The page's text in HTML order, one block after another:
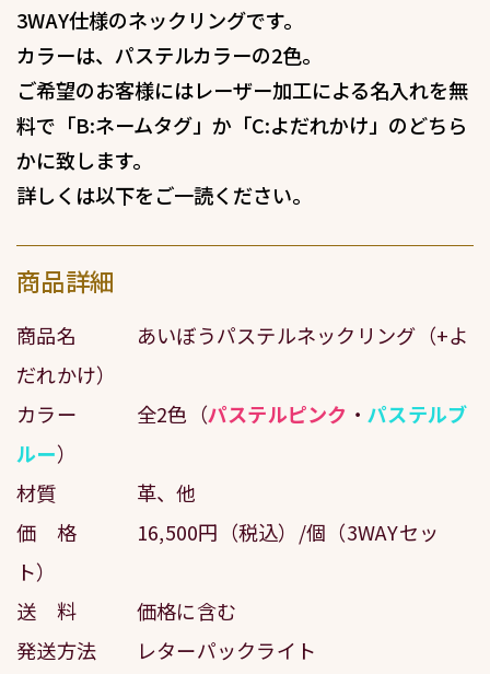
3WAY仕様のネックリングです。
カラーは、パステルカラーの2色。
ご希望のお客様にはレーザー加工による名入れを無
料で「B:ネームタグ」か「C:よだれかけ」のどちら
かに致します。
詳しくは以下をご一読ください。
商品詳細
商品名 あいぼうパステルネックリング（+よ
だれかけ）
カラー 全2色（パステルピンク ・パステルブ
ルー）
材質 革、他
価 格 16,500円（税込）/個（3WAYセッ
ト）
送 料 価格に含む
発送方法 レターパックライト